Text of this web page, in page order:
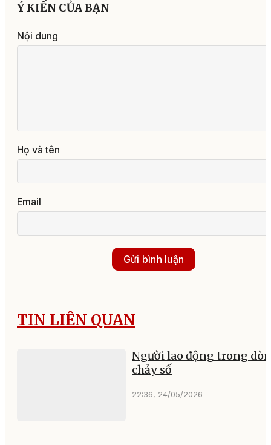
Ý KIẾN CỦA BẠN
Nội dung
Họ và tên
Email
Gửi bình luận
TIN LIÊN QUAN
Người lao động trong
chảy số
22:36, 24/05/2026